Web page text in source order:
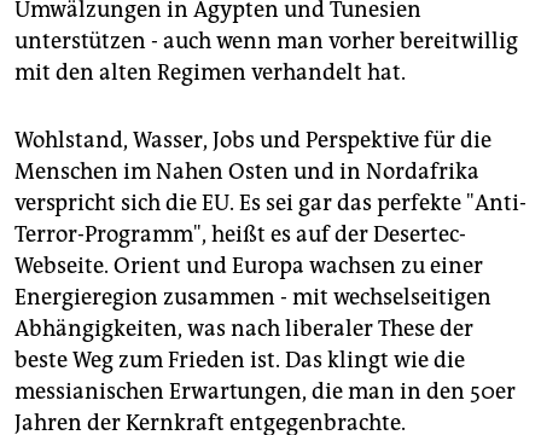
Umwälzungen in Ägypten und Tunesien
unterstützen - auch wenn man vorher bereitwillig
mit den alten Regimen verhandelt hat.
Wohlstand, Wasser, Jobs und Perspektive für die
Menschen im Nahen Osten und in Nordafrika
verspricht sich die EU. Es sei gar das perfekte "Anti-
Terror-Programm", heißt es auf der Desertec-
Webseite. Orient und Europa wachsen zu einer
Energieregion zusammen - mit wechselseitigen
Abhängigkeiten, was nach liberaler These der
beste Weg zum Frieden ist. Das klingt wie die
messianischen Erwartungen, die man in den 50er
Jahren der Kernkraft entgegenbrachte.